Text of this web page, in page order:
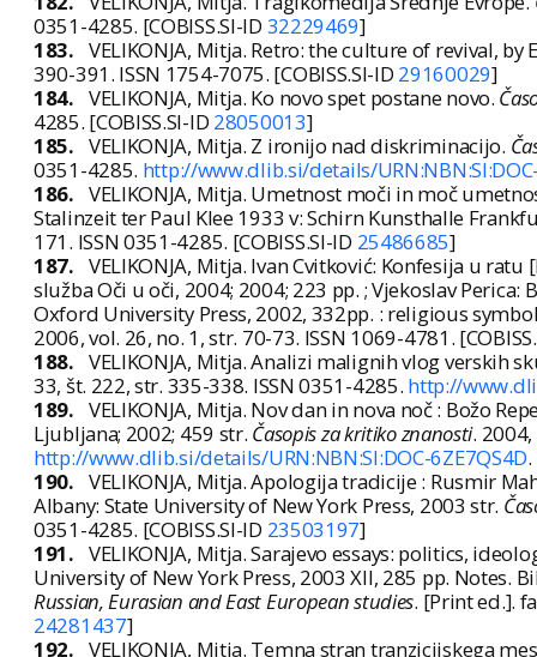
0351-4285. [COBISS.SI-ID 32229469]
183. VELIKONJA, Mitja. Retro: the culture of revival, by
390-391. ISSN 1754-7075. [COBISS.SI-ID 29160029]
184. VELIKONJA, Mitja. Ko novo spet postane novo.
4285. [COBISS.SI-ID 28050013]
185. VELIKONJA, Mitja. Z ironijo nad diskriminacijo.
0351-4285. http://www.dlib.si/details/
186. VELIKONJA, Mitja. Umetnost moči in moč
Stalinzeit ter Paul Klee 1933 v: Schirn Kunsthalle
171. ISSN 0351-4285. [COBISS.SI-ID 25486685]
187. VELIKONJA, Mitja. Ivan Cvitković: Konfesija u
služba Oči u oči, 2004; 2004; 223 pp. ; Vjekoslav
Oxford University Press, 2002, 332pp. : religious
2006, vol. 26, no. 1, str. 70-73. ISSN 1069-4781.
188. VELIKONJA, Mitja. Analizi malignih vlog verskih
33, št. 222, str. 335-338. ISSN 0351-4285. http://
189. VELIKONJA, Mitja. Nov dan in nova noč : Božo
Ljubljana; 2002; 459 str. Časopis za kritiko znanosti.
http://www.dlib.si/details/URN:NBN:SI:DOC-6ZE7QS4D
190. VELIKONJA, Mitja. Apologija tradicije : Rusmir
Albany: State University of New York Press, 2003 str.
0351-4285. [COBISS.SI-ID 23503197]
191. VELIKONJA, Mitja. Sarajevo essays: politics,
University of New York Press, 2003 XII, 285 pp. Notes.
Russian, Eurasian and East European studies. [Print ed.].
24281437]
192. VELIKONJA, Mitja. Temna stran tranzicijskega